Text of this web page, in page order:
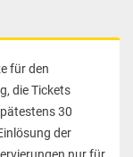
für den
die Tickets
30
der